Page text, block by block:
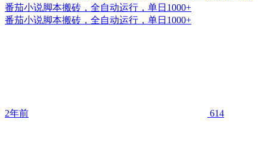
番茄小说脚本搬砖，全自动运行，单日1000+
番茄小说脚本搬砖，全自动运行，单日1000+
2年前 614